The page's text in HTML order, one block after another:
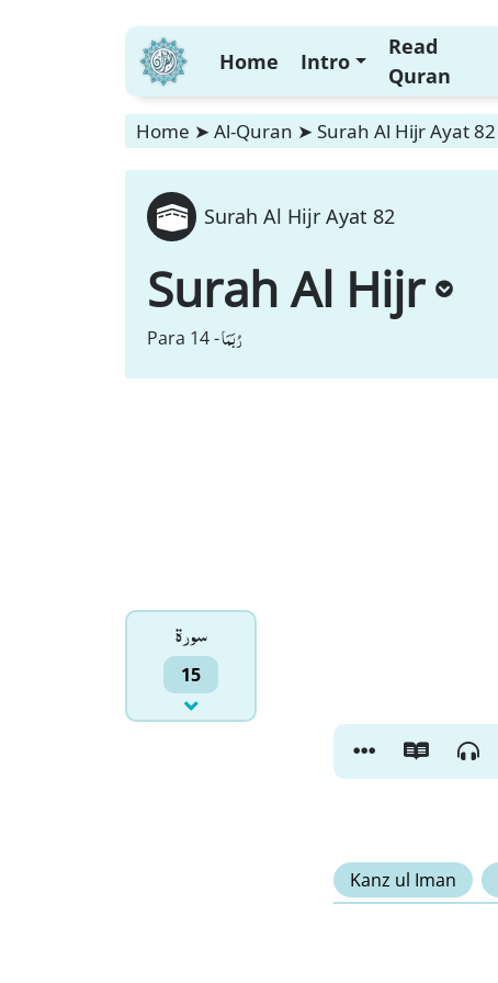
Home Intro
Read
Quran
Home ➤ Al-Quran ➤ Surah Al Hijr Ayat 82
Surah Al Hijr Ayat 82
Surah Al Hijr
Para 14 -رُبَمَا
سورۃ
15
Kanz ul Iman